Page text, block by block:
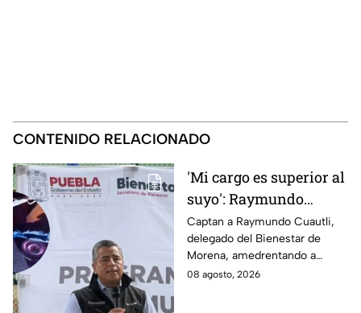
CONTENIDO RELACIONADO
'Mi cargo es superior al
suyo': Raymundo
Cuautli, funcionario de
Morena, amedrenta a
policías tras chocarlos
por conducir
Captan a Raymundo Cuautli,
delegado del Bienestar de
Morena, amedrentando a
policías de San Andrés Cholula
08 agosto, 2026